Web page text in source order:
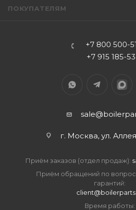
ПОКУПАТЕЛЯМ
+7 800 500-
+7 915 185-
г. Москва, ул.
Приём заказов (отдел продаж):
Приём обращений по
гарантий:
Время работы: